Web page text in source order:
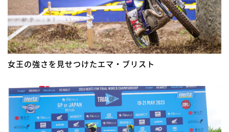
女王の強さを見せつけたエマ・ブリスト